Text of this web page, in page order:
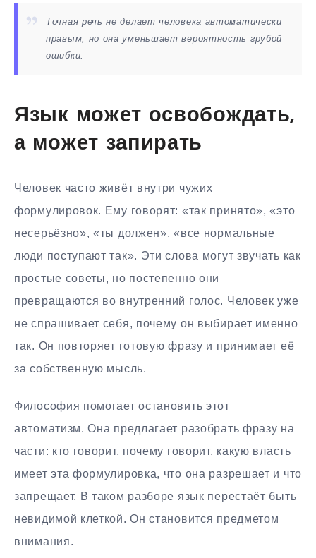
Точная речь не делает человека автоматически
правым, но она уменьшает вероятность грубой
ошибки.
Язык может освобождать,
а может запирать
Человек часто живёт внутри чужих
формулировок. Ему говорят: «так принято», «это
несерьёзно», «ты должен», «все нормальные
люди поступают так». Эти слова могут звучать как
простые советы, но постепенно они
превращаются во внутренний голос. Человек уже
не спрашивает себя, почему он выбирает именно
так. Он повторяет готовую фразу и принимает её
за собственную мысль.
Философия помогает остановить этот
автоматизм. Она предлагает разобрать фразу на
части: кто говорит, почему говорит, какую власть
имеет эта формулировка, что она разрешает и что
запрещает. В таком разборе язык перестаёт быть
невидимой клеткой. Он становится предметом
внимания.